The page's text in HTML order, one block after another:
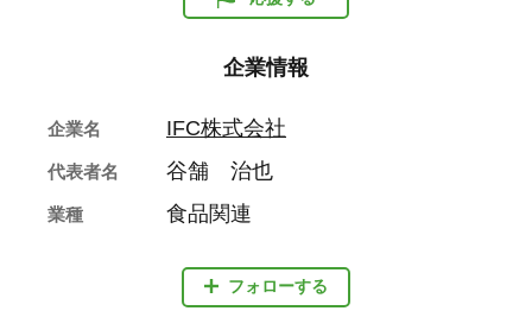
企業情報
フォローする
企業名 IFC株式会社
代表者名 谷舗 治也
業種 食品関連